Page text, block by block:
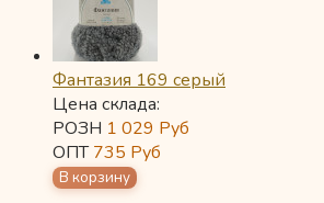
Фантазия 169 серый
Цена склада:
РОЗН 1 029 Руб
ОПТ735 Руб